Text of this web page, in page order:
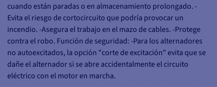
cuando están paradas o en almacenamiento prolongado. -
Evita el riesgo de cortocircuito que podría provocar un
incendio. -Asegura el trabajo en el mazo de cables. -Protege
contra el robo. Función de seguridad: -Para los alternadores
no autoexcitados, la opción "corte de excitación" evita que se
dañe el alternador si se abre accidentalmente el circuito
eléctrico con el motor en marcha.